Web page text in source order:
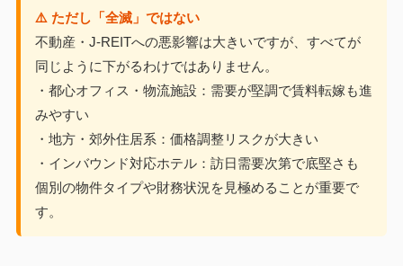
⚠️ ただし「全滅」ではない
不動産・J-REITへの悪影響は大きいですが、すべてが
同じように下がるわけではありません。
・都心オフィス・物流施設：需要が堅調で賃料転嫁も進
みやすい
・地方・郊外住居系：価格調整リスクが大きい
・インバウンド対応ホテル：訪日需要次第で底堅さも
個別の物件タイプや財務状況を見極めることが重要で
す。